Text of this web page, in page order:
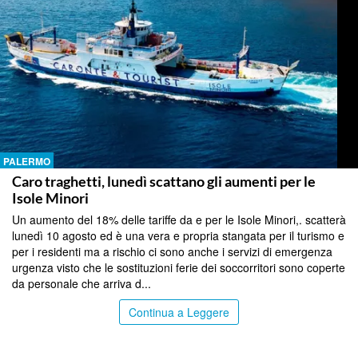
PALERMO
Caro traghetti, lunedì scattano gli aumenti per le
Isole Minori
Un aumento del 18% delle tariffe da e per le Isole Minori,. scatterà
lunedì 10 agosto ed è una vera e propria stangata per il turismo e
per i residenti ma a rischio ci sono anche i servizi di emergenza
urgenza visto che le sostituzioni ferie dei soccorritori sono coperte
da personale che arriva d...
Continua a Leggere